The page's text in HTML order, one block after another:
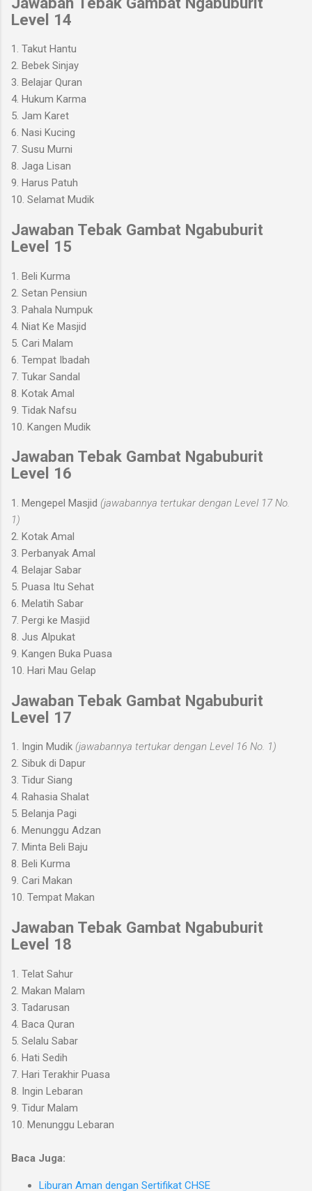
Level 14
1. Takut Hantu
2. Bebek Sinjay
3. Belajar Quran
4. Hukum Karma
5. Jam Karet
6. Nasi Kucing
7. Susu Murni
8. Jaga Lisan
9. Harus Patuh
10. Selamat Mudik
Jawaban Tebak Gambat Ngabuburit
Level 15
1. Beli Kurma
2. Setan Pensiun
3. Pahala Numpuk
4. Niat Ke Masjid
5. Cari Malam
6. Tempat Ibadah
7. Tukar Sandal
8. Kotak Amal
9. Tidak Nafsu
10. Kangen Mudik
Jawaban Tebak Gambat Ngabuburit
Level 16
1. Mengepel Masjid (jawabannya tertukar dengan Level 17 No.
1)
2. Kotak Amal
3. Perbanyak Amal
4. Belajar Sabar
5. Puasa Itu Sehat
6. Melatih Sabar
7. Pergi ke Masjid
8. Jus Alpukat
9. Kangen Buka Puasa
10. Hari Mau Gelap
Jawaban Tebak Gambat Ngabuburit
Level 17
1. Ingin Mudik (jawabannya tertukar dengan Level 16 No. 1)
2. Sibuk di Dapur
3. Tidur Siang
4. Rahasia Shalat
5. Belanja Pagi
6. Menunggu Adzan
7. Minta Beli Baju
8. Beli Kurma
9. Cari Makan
10. Tempat Makan
Jawaban Tebak Gambat Ngabuburit
Level 18
1. Telat Sahur
2. Makan Malam
3. Tadarusan
4. Baca Quran
5. Selalu Sabar
6. Hati Sedih
7. Hari Terakhir Puasa
8. Ingin Lebaran
9. Tidur Malam
10. Menunggu Lebaran
Baca Juga:
Liburan Aman dengan Sertifikat CHSE